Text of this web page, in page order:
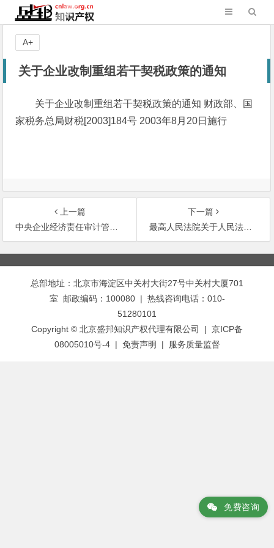
关于企业改制重组若干契税政策的通知
关于企业改制重组若干契税政策的通知 财政部、国
家税务总局财税[2003]184号 2003年8月20日施行
A+
上一篇
中央企业经济责任审计管理暂行办法
下一篇
最高人民法院关于人民法院在审理企业破产和改制案件中切实防止债务人逃废债务的紧急通知
文
章
总部地址：北京市海淀区中关村大街27号中关村大厦701
室 邮政编码：100080 | 热线咨询电话：010-
51280101
Copyright © 北京盛邦知识产权代理有限公司 | 京ICP备
08005010号-4 | 免责声明 | 服务质量监督
免费咨询